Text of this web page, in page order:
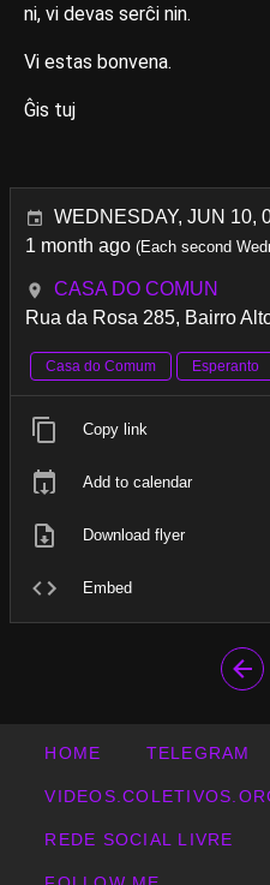
ni, vi devas serĉi nin.
Vi estas bonvena.
Ĝis tuj
WEDNESDAY, JUN 10,
1 month ago (Each second
CASA DO COMUN
Rua da Rosa 285, Bairro
Casa do Comum Esperanto
Copy link
Add to calendar
Download flyer
Embed
HOME TELEGRAM
REDE SOCIAL LIVRE